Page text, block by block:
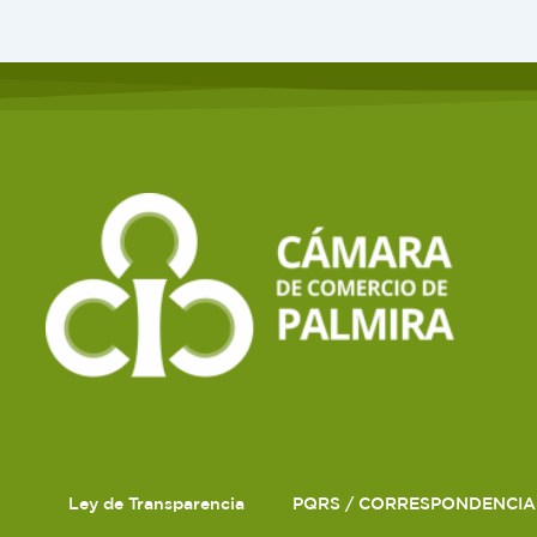
Ley de Transparencia PQRS / CORRESPONDENCIA